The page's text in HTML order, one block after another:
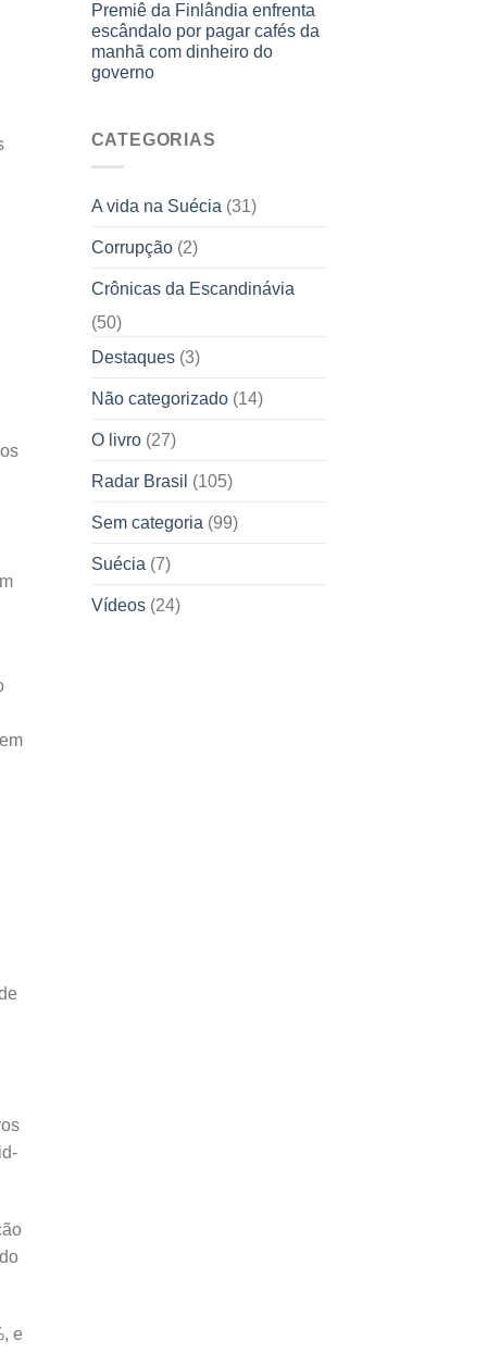
e
Premiê da Finlândia enfrenta
escândalo por pagar cafés da
manhã com dinheiro do
governo
CATEGORIAS
A vida na Suécia (31)
Corrupção(2)
Crônicas da Escandinávia
(50)
Destaques(3)
Não categorizado(14)
O livro(27)
Radar Brasil (105)
Sem categoria (99)
Suécia (7)
Vídeos(24)